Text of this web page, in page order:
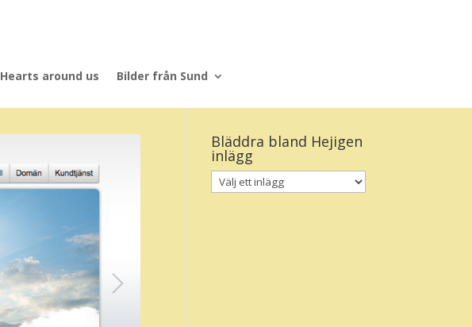
Hearts around us Bilder från Sund
Bläddra bland Hejigen
inlägg